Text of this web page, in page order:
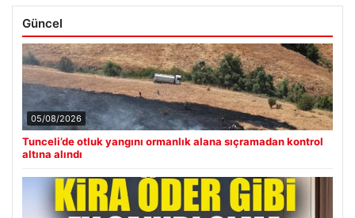
Güncel
05/08/2026
Tunceli’de otluk yangını ormanlık alana sıçramadan kontrol
altına alındı